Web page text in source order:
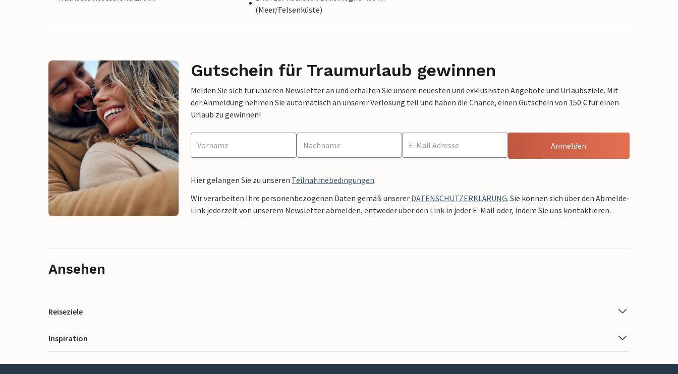
(Meer/Felsenküste)
Gutschein für Traumurlaub gewinnen
Melden Sie sich für unseren Newsletter an und erhalten Sie unsere neuesten und exklusivsten Angebote und Urlaubsziele. Mit
der Anmeldung nehmen Sie automatisch an unserer Verlosung teil und haben die Chance, einen Gutschein von 150 € für einen
Urlaub zu gewinnen!
Anmelden
Hier gelangen Sie zu unseren Teilnahmebedingungen.
Wir verarbeiten Ihre personenbezogenen Daten gemäß unserer DATENSCHUTZERKLÄRUNG. Sie können sich über den Abmelde-
Link jederzeit von unserem Newsletter abmelden, entweder über den Link in jeder E-Mail oder, indem Sie uns kontaktieren.
Ansehen
Reiseziele
Inspiration